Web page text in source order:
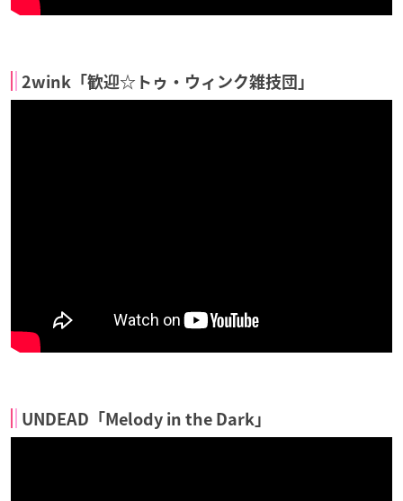
2wink「歓迎☆トゥ・ウィンク雑技団」
UNDEAD「Melody in the Dark」